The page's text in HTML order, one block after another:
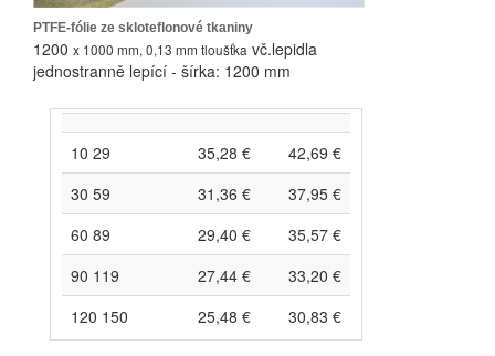
PTFE-fólie ze skloteflonové tkaniny
1200 x 1000 mm, 0,13 mm tloušťka vč.lepidla
jednostranně lepící - šírka: 1200 mm
10 29 35,28 €
42,69 €
30 59
31,36 €
37,95 €
60 89
29,40 €
35,57 €
90 119
27,44 €
33,20 €
120 150
25,48 € 30,83 €